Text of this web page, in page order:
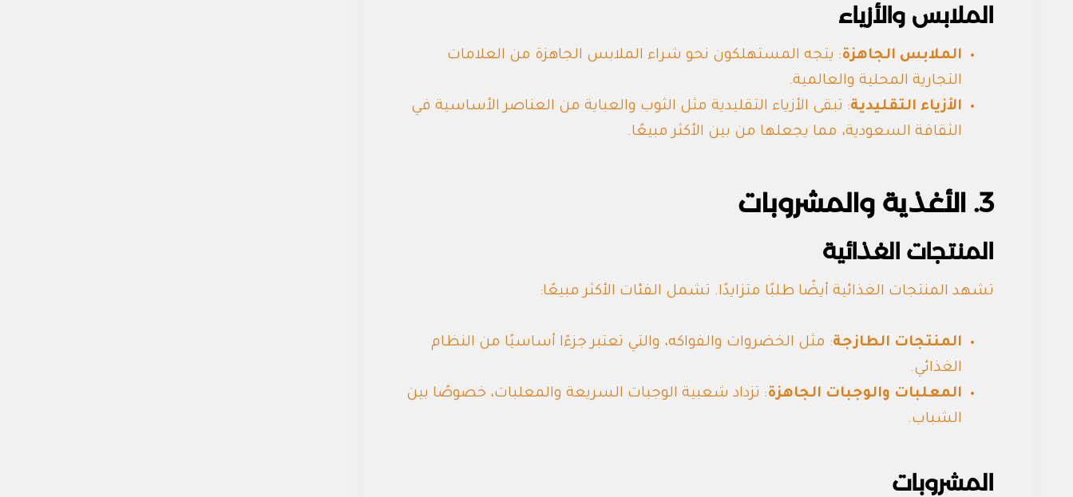
الملابس والأزياء
الملابس الجاهزة: يتجه المستهلكون نحو شراء الملابس الجاهزة من العلامات
التجارية المحلية والعالمية.
الأزياء التقليدية: تبقى الأزياء التقليدية مثل الثوب والعباية من العناصر الأساسية في
الثقافة السعودية، مما يجعلها من بين الأكثر مبيعًا.
3. الأغذية والمشروبات
المنتجات الغذائية
تشهد المنتجات الغذائية أيضًا طلبًا متزايدًا. تشمل الفئات الأكثر مبيعًا:
المنتجات الطازجة: مثل الخضروات والفواكه، والتي تعتبر جزءًا أساسيًا من النظام
الغذائي.
المعلبات والوجبات الجاهزة: تزداد شعبية الوجبات السريعة والمعلبات، خصوصًا بين
الشباب.
المشروبات